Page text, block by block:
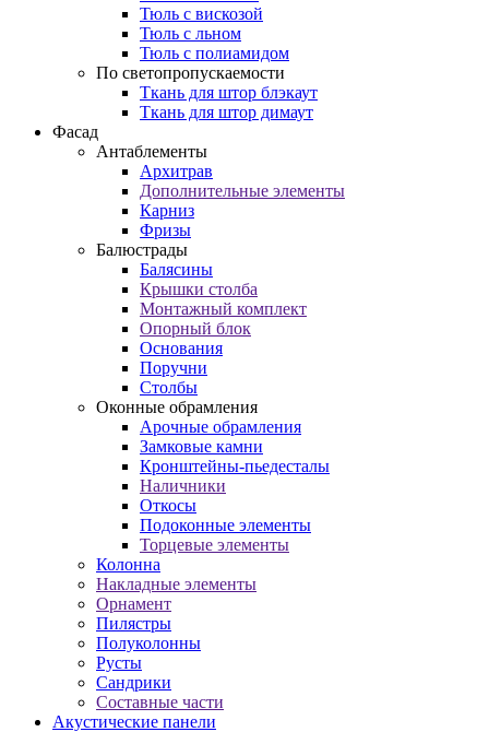
Тюль с вискозой
Тюль с льном
Тюль с полиамидом
По светопропускаемости
Ткань для штор блэкаут
Ткань для штор димаут
Фасад
Антаблементы
Архитрав
Дополнительные элементы
Карниз
Фризы
Балюстрады
Балясины
Крышки столба
Монтажный комплект
Опорный блок
Основания
Поручни
Столбы
Оконные обрамления
Арочные обрамления
Замковые камни
Кронштейны-пьедесталы
Наличники
Откосы
Подоконные элементы
Торцевые элементы
Колонна
Накладные элементы
Орнамент
Пилястры
Полуколонны
Русты
Сандрики
Составные части
Акустические панели